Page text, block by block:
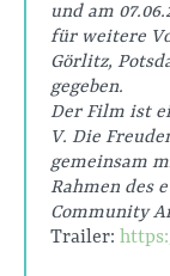
und am
für weitere
Görlitz,
gegeben.
Der Film ist
V. Die
gemeinsam
Rahmen des
Community
Trailer: